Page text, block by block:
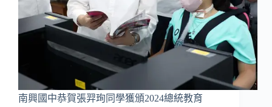
南興國中恭賀張羿珣同學獲頒2024總統教育